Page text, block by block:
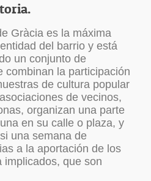
Gràcia es la máxima
del barrio y está
un conjunto de
combinan la participación
de cultura popular
de vecinos,
organizan una parte
en su calle o plaza, y
una semana de
a la aportación de los
implicados, que son